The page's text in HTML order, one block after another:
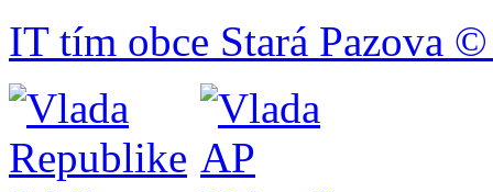
IT tím obce Stará Pazova